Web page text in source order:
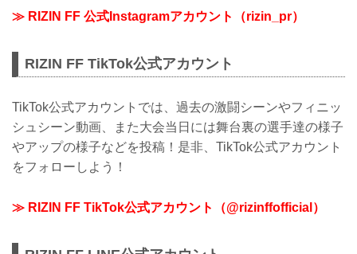
≫ RIZIN FF 公式Instagramアカウント（rizin_pr）
RIZIN FF TikTok公式アカウント
TikTok公式アカウントでは、過去の激闘シーンやフィニッ
シュシーン動画、また大会当日には舞台裏の選手達の様子
やアップの様子などを投稿！是非、TikTok公式アカウント
をフォローしよう！
≫ RIZIN FF TikTok公式アカウント（@rizinffofficial）